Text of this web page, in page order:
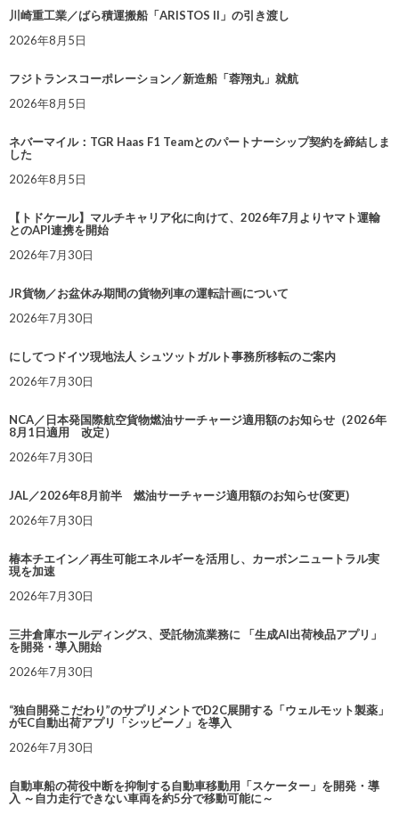
川崎重工業／ばら積運搬船「ARISTOS II」の引き渡し
2026年8月5日
フジトランスコーポレーション／新造船「蓉翔丸」就航
2026年8月5日
ネバーマイル：TGR Haas F1 Teamとのパートナーシップ契約を締結しま
した
2026年8月5日
【トドケール】マルチキャリア化に向けて、2026年7月よりヤマト運輸
とのAPI連携を開始
2026年7月30日
JR貨物／お盆休み期間の貨物列車の運転計画について
2026年7月30日
にしてつドイツ現地法人 シュツットガルト事務所移転のご案内
2026年7月30日
NCA／日本発国際航空貨物燃油サーチャージ適用額のお知らせ（2026年
8月1日適用 改定）
2026年7月30日
JAL／2026年8月前半 燃油サーチャージ適用額のお知らせ(変更)
2026年7月30日
椿本チエイン／再生可能エネルギーを活用し、カーボンニュートラル実
現を加速
2026年7月30日
三井倉庫ホールディングス、受託物流業務に 「生成AI出荷検品アプリ」
を開発・導入開始
2026年7月30日
“独自開発こだわり”のサプリメントでD2C展開する「ウェルモット製薬」
がEC自動出荷アプリ「シッピーノ」を導入
2026年7月30日
自動車船の荷役中断を抑制する自動車移動用「スケーター」を開発・導
入 ～自力走行できない車両を約5分で移動可能に～